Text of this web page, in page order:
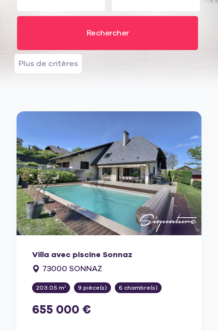
Plus de critères
Villa avec piscine Sonnaz
73000 SONNAZ
203.05 m² 9 pièce(s) 6 chambre(s)
655 000 €